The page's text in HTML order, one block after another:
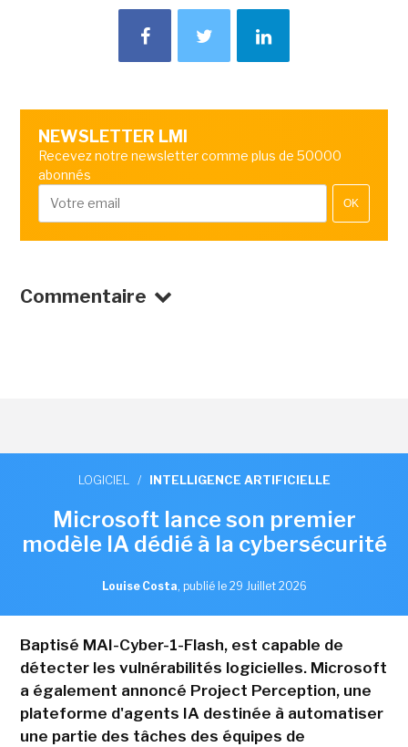
NEWSLETTER LMI
Recevez notre newsletter comme plus de 50000
abonnés
OK
Commentaire
LOGICIEL / INTELLIGENCE ARTIFICIELLE
Microsoft lance son premier
modèle IA dédié à la cybersécurité
Louise Costa, publié le 29 Juillet 2026
Baptisé MAI-Cyber-1-Flash, est capable de
détecter les vulnérabilités logicielles. Microsoft
a également annoncé Project Perception, une
plateforme d'agents IA destinée à automatiser
une partie des tâches des équipes de